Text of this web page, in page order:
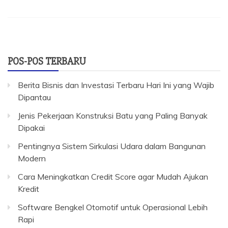
POS-POS TERBARU
Berita Bisnis dan Investasi Terbaru Hari Ini yang Wajib
Dipantau
Jenis Pekerjaan Konstruksi Batu yang Paling Banyak
Dipakai
Pentingnya Sistem Sirkulasi Udara dalam Bangunan
Modern
Cara Meningkatkan Credit Score agar Mudah Ajukan
Kredit
Software Bengkel Otomotif untuk Operasional Lebih
Rapi